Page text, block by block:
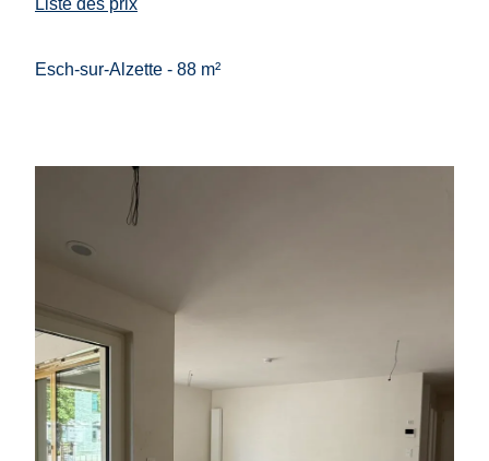
Esch-sur-Alzette - 88 m²